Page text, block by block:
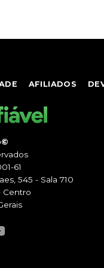
AFILIADOS
61
545 - Sala 710
Centro